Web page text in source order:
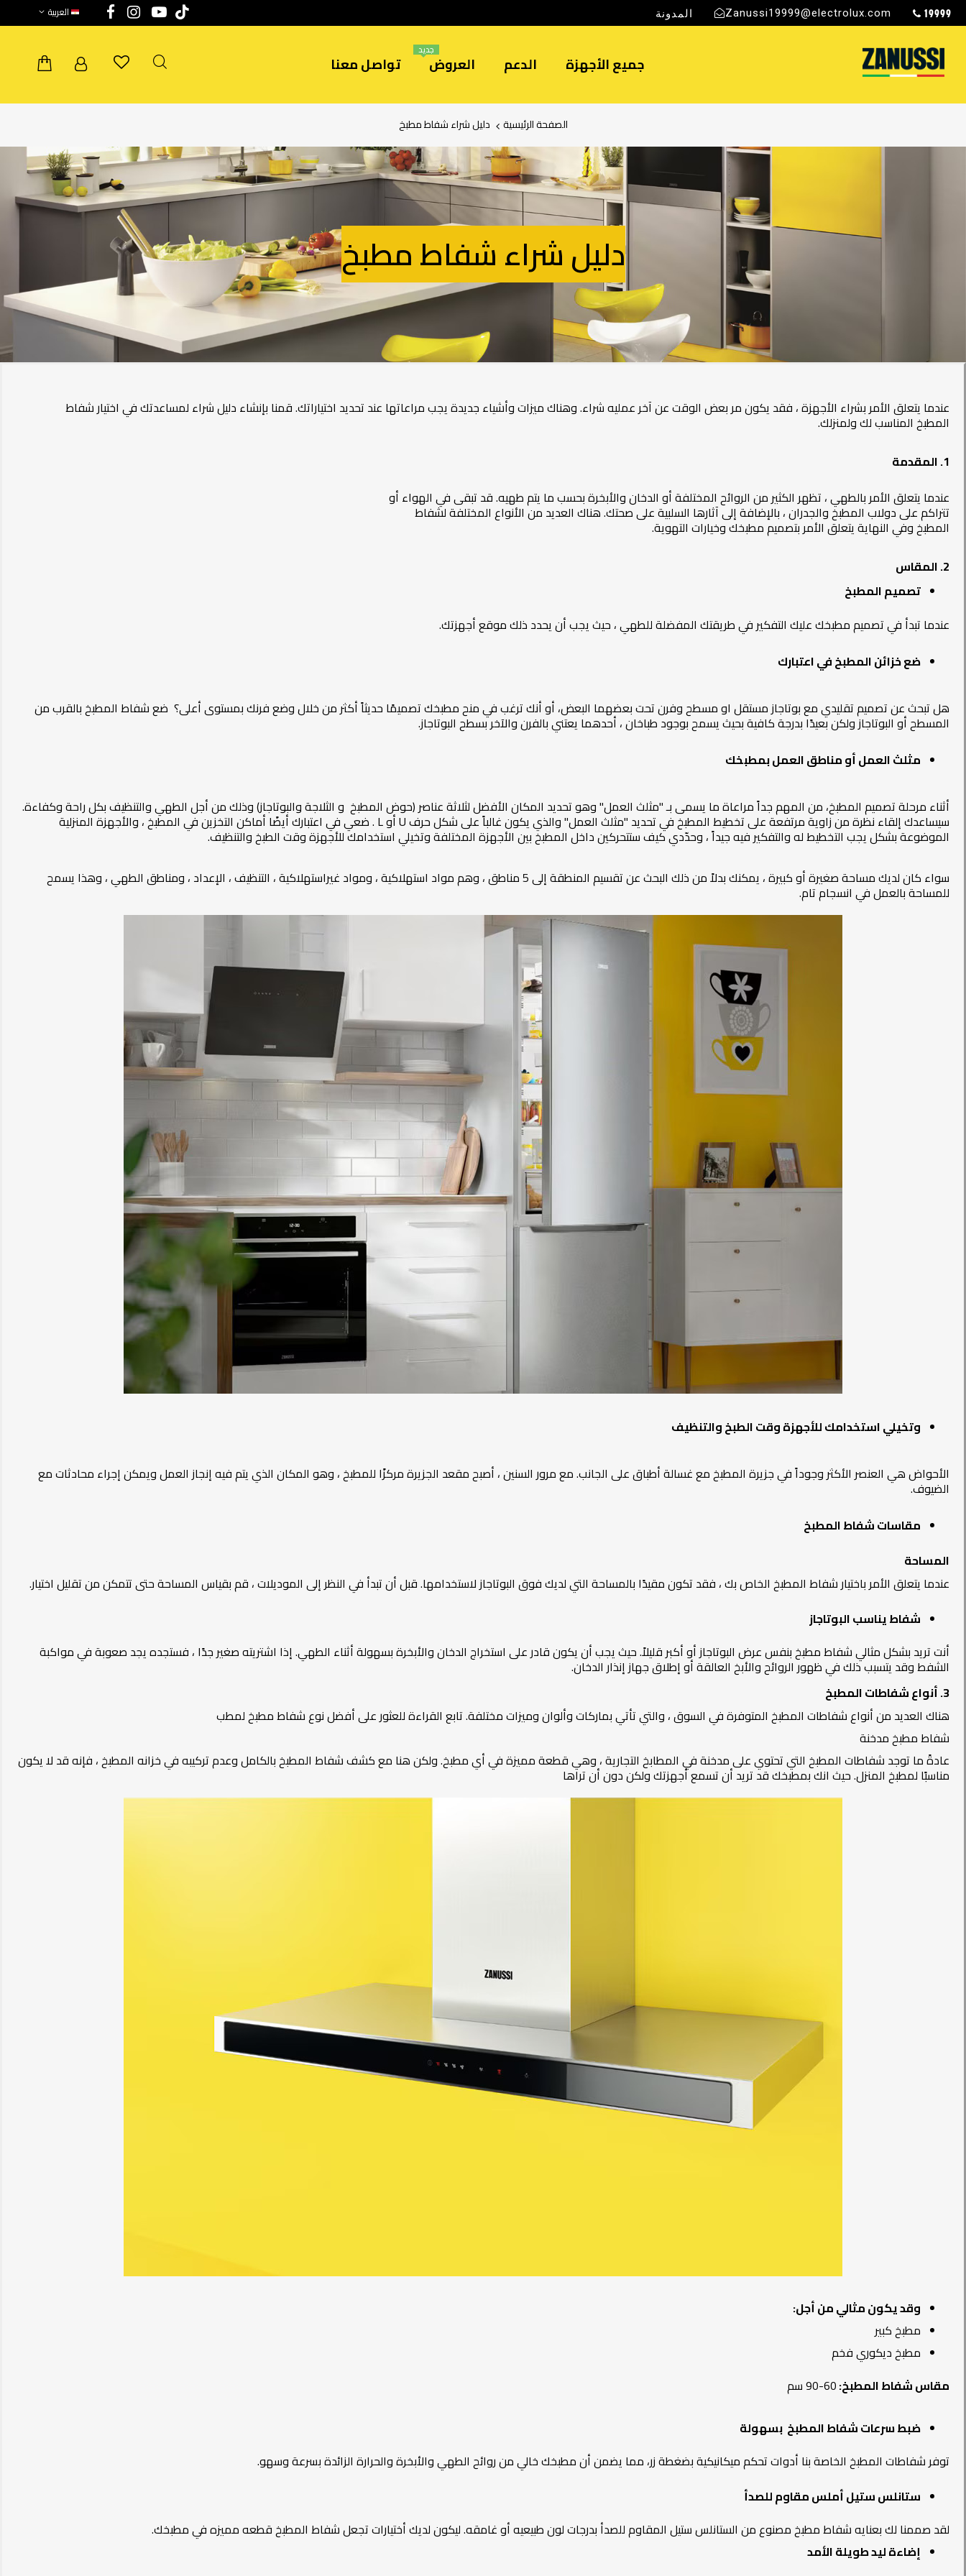
19999
Zanussi19999@electrolux.com المدونة العربية
جميع الأجهزة الدعم العروض
جديد
تواصل معنا
الصفحة الرئيسية دليل شراء شفاط مطبخ
دليل شراء شفاط مطبخ
عندما يتعلق الأمر بشراء الأجهزة ، فقد يكون مر بعض الوقت عن آخر عمليه شراء. وهناك ميزات وأشياء جديدة يجب مراعاتها عند تحديد اختياراتك. قمنا بإنشاء دليل شراء لمساعدتك في اختيار شفاط
المطبخ المناسب لك ولمنزلك.
1. المقدمة
عندما يتعلق الأمر بالطهي ، تظهر الكثير من الروائح المختلفة أو الدخان والأبخرة بحسب ما يتم طهيه. قد تبقى في الهواء أو
تتراكم على دولاب المطبخ والجدران ، بالإضافة إلى آثارها السلبية على صحتك. هناك العديد من الأنواع المختلفة لشفاط
المطبخ وفي النهاية يتعلق الأمر بتصميم مطبخك وخيارات التهوية.
2. المقاس
تصميم المطبخ
عندما تبدأ في تصميم مطبخك عليك التفكير في طريقتك المفضلة للطهي ، حيث يجب أن يحدد ذلك موقع أجهزتك.
ضع خزائن المطبخ في اعتبارك
هل تبحث عن تصميم تقليدي مع بوتاجاز مستقل او مسطح وفرن تحت بعضهما البعض، أو أنك ترغب في منح مطبخك تصميمًا حديثاً أكثر من خلال وضع فرنك بمستوى أعلى؟ ضع شفاط المطبخ بالقرب من
المسطح أو البوتاجاز ولكن بعيدًا بدرجة كافية بحيث يسمح بوجود طباخان ، أحدهما يعتني بالفرن والآخر بسطح البوتاجاز.
مثلث العمل أو مناطق العمل بمطبخك
أثناء مرحلة تصميم المطبخ، من المهم جداً مراعاة ما يسمى بـ "مثلث العمل" وهو تحديد المكان الأفضل لثلاثة عناصر (حوض المطبخ و الثلاجة والبوتاجاز) وذلك من أجل الطهي والتنظيف بكل راحة وكفاءة.
سيساعدك إلقاء نظرة من زاوية مرتفعة على تخطيط المطبخ في تحديد "مثلث العمل" والذي يكون غالباً على شكل حرف U أو L . ضعي في اعتبارك أيضًا أماكن التخزين في المطبخ ، والأجهزة المنزلية
الموضوعة بشكل يجب التخطيط له والتفكير فيه جيداً ، وحدّدي كيف ستتحركين داخل المطبخ بين الأجهزة المختلفة وتخيلي استخدامك للأجهزة وقت الطبخ والتنظيف.
سواء كان لديك مساحة صغيرة أو كبيرة ، يمكنك بدلاً من ذلك البحث عن تقسيم المنطقة إلى 5 مناطق ، وهم مواد استهلاكية ، ومواد غيراستهلاكية ، التنظيف ، الإعداد ، ومناطق الطهي ، وهذا يسمح
للمساحة بالعمل في انسجام تام.
وتخيلي استخدامك للأجهزة وقت الطبخ والتنظيف
الأحواض هي العنصر الأكثر وجوداً في جزيرة المطبخ مع غسالة أطباق على الجانب. مع مرور السنين ، أصبح مقعد الجزيرة مركزًا للمطبخ ، وهو المكان الذي يتم فيه إنجاز العمل ويمكن إجراء محادثات مع
الضيوف.
مقاسات شفاط المطبخ
المساحة
عندما يتعلق الأمر باختيار شفاط المطبخ الخاص بك ، فقد تكون مقيدًا بالمساحة التي لديك فوق البوتاجاز لاستخدامها. قبل أن تبدأ في النظر إلى الموديلات ، قم بقياس المساحة حتى تتمكن من تقليل اختيار.
شفاط يناسب البوتاجاز
أنت تريد بشكل مثالي شفاط مطبخ بنفس عرض البوتاجاز أو أكبر قليلاً. حيث يجب أن يكون قادر على استخراج الدخان والأبخرة بسهولة أثناء الطهي. إذا اشتريته صغير جدًا ، فستجده يجد صعوبة في مواكبة
الشفط وقد يتسبب ذلك في ظهور الروائح والأبخ العالقة أو إطلاق جهاز إنذار الدخان.
3. أنواع شفاطات المطبخ
هناك العديد من أنواع شفاطات المطبخ المتوفرة في السوق ، والتي تأتي بماركات وألوان وميزات مختلفة. تابع القراءة للعثور على أفضل نوع شفاط مطبخ لمطب
شفاط مطبخ مدخنة
عادةً ما توجد شفاطات المطبخ التي تحتوي على مدخنة في المطابخ التجارية ، وهي قطعة مميزة في أي مطبخ. ولكن هنا مع كشف شفاط المطبخ بالكامل وعدم تركيبه في خزانه المطبخ ، فإنه قد لا يكون
مناسبًا لمطبخ المنزل. حيث انك بمطبخك قد تريد أن تسمع أجهزتك ولكن دون أن تراها
وقد يكون مثالي من أجل:
مطبخ كبير
مطبخ ديكوري فخم
مقاس شفاط المطبخ:60-90 سم
ضبط سرعات شفاط المطبخ بسهولة
توفر شفاطات المطبخ الخاصة بنا أدوات تحكم ميكانيكية بضغطة زر، مما يضمن أن مطبخك خالي من روائح الطهي والأبخرة والحرارة الزائدة بسرعة وسهو.
ستانلس ستيل أملس مقاوم للصدأ
لقد صممنا لك بعنايه شفاط مطبخ مصنوع من الستانلس ستيل المقاوم للصدأ بدرجات لون طبيعيه أو غامقه. ليكون لديك أختيارات تجعل شفاط المطبخ قطعه مميزه في مطبخك.
إضاءة ليد طويلة الأمد